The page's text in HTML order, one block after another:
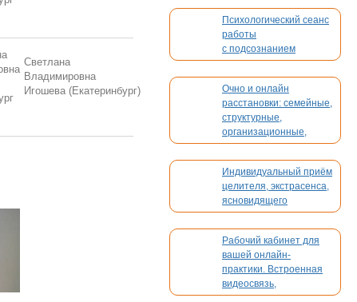
Психологический сеанс
работы
с подсознанием
Очно и онлайн
расстановки: семейные,
структурные,
организационные,
духовные, кармические
Индивидуальный приём
целителя, экстрасенса,
ясновидящего
Рабочий кабинет для
вашей онлайн-
практики. Встроенная
видеосвязь,
бронирование,
Светлана
Владимировна
Игошева (Екатеринбург)